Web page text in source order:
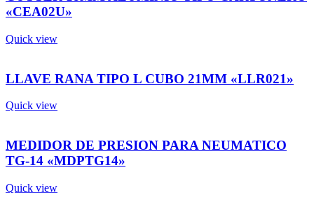
«CEA02U»
Quick view
LLAVE RANA TIPO L CUBO 21MM «LLR021»
Quick view
MEDIDOR DE PRESION PARA NEUMATICO
TG-14 «MDPTG14»
Quick view